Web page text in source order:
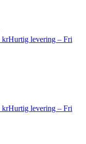
Hurtig levering – Fri
Hurtig levering – Fri